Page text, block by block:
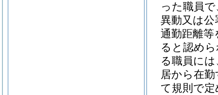
った職員
異動又は
通勤距離
ると認め
る職員に
居から在
て規則で